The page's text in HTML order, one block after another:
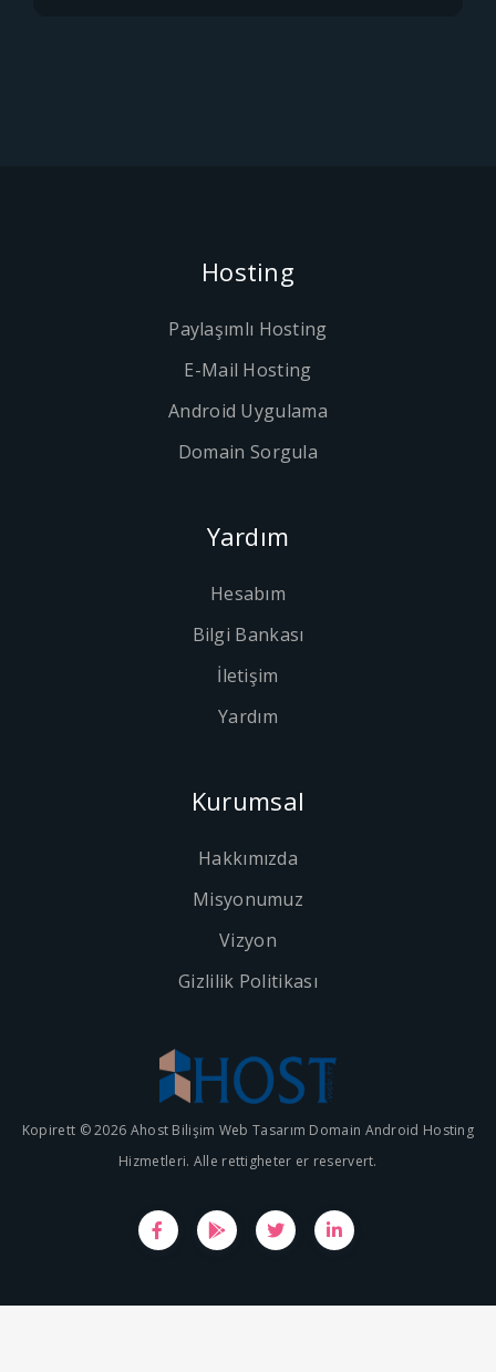
Hosting
Paylaşımlı Hosting
E-Mail Hosting
Android Uygulama
Domain Sorgula
Yardım
Hesabım
Bilgi Bankası
İletişim
Yardım
Kurumsal
Hakkımızda
Misyonumuz
Vizyon
Gizlilik Politikası
Kopirett © 2026 Ahost Bilişim Web Tasarım Domain Android Hosting
Hizmetleri. Alle rettigheter er reservert.